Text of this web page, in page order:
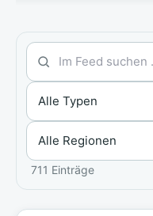
711 Einträge